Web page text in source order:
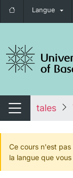
Langue
de
Changer de
tales
Ce cours n'est
la langue que